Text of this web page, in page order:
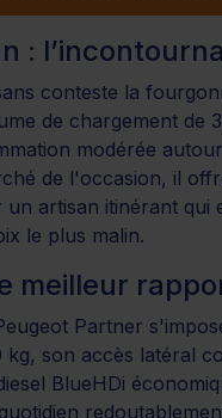
:
conteste la
de chargement de
modérée
de l'occasion, il
artisan itinérant qui
le plus malin.
meilleur
Partner
kg, son accès latéral
BlueHDi